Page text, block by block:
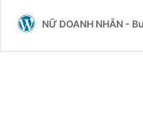
NỮ DOANH NHÂN -